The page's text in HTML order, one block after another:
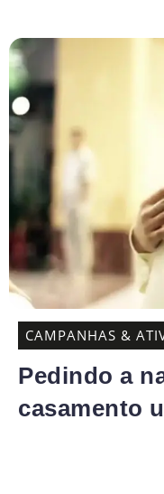
CAMPANHAS &
Pedindo a
casamento